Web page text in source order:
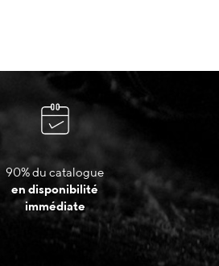
90% du catalogue
en disponibilité
immédiate